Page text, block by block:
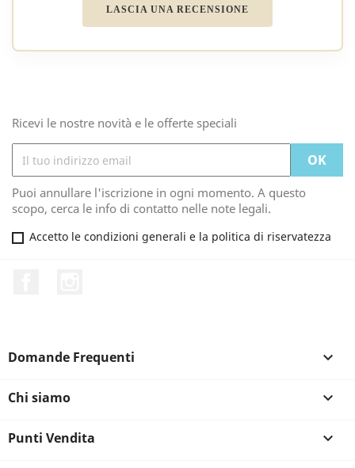
LASCIA UNA RECENSIONE
Ricevi le nostre novità e le offerte speciali
Puoi annullare l'iscrizione in ogni momento. A questo
scopo, cerca le info di contatto nelle note legali.
Accetto le condizioni generali e la politica di riservatezza
Domande Frequenti 
Chi siamo 
Punti Vendita 